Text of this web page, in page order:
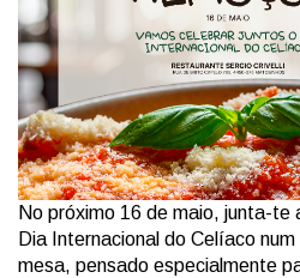
No próximo 16 de maio, junta-te
Dia Internacional do Celíaco
mesa, pensado especialmente